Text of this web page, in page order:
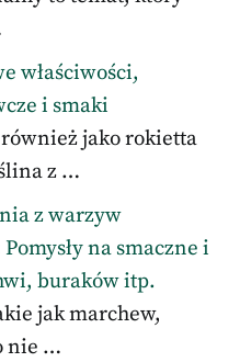
właściwości,
i smaki
jako rokietta
z …
z warzyw
na smaczne i
buraków itp.
jak marchew,
nie …